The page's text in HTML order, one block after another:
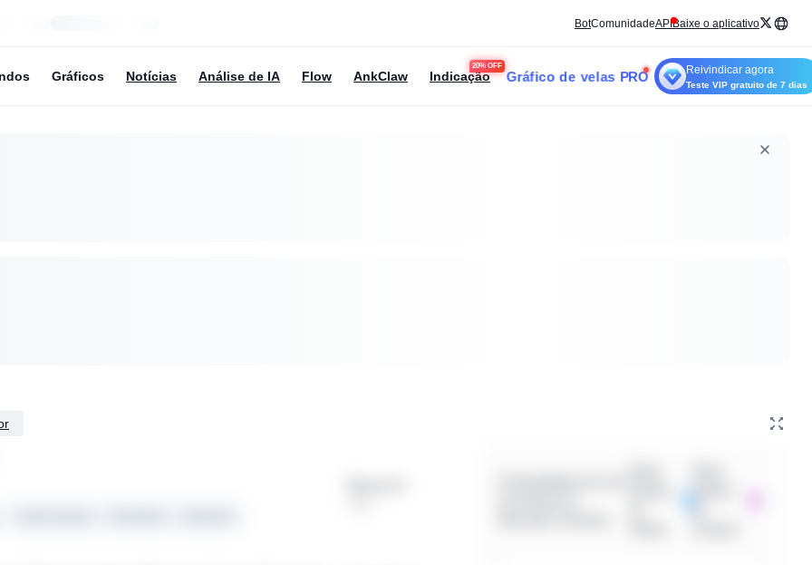
BotComunidadeAPIBaixe o aplicativo
Gráficos Notícias Análise de IA Flow AnkClaw Indicação
20% OFF
Gráfico de velas PRO Reivindicar agora
Teste VIP gratuito de 7 dias